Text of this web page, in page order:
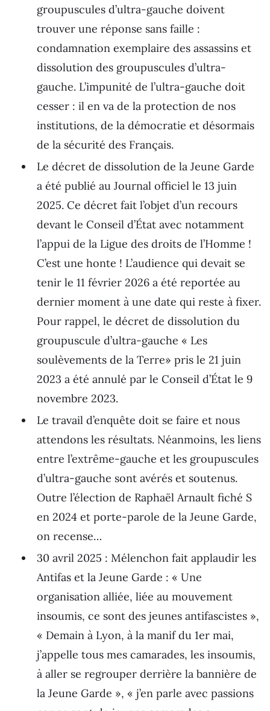
groupuscules d’ultra-gauche doivent
trouver une réponse sans faille :
condamnation exemplaire des assassins et
dissolution des groupuscules d’ultra-
gauche. L’impunité de l’ultra-gauche doit
cesser : il en va de la protection de nos
institutions, de la démocratie et désormais
de la sécurité des Français.
Le décret de dissolution de la Jeune Garde
a été publié au Journal officiel le 13 juin
2025. Ce décret fait l’objet d’un recours
devant le Conseil d’État avec notamment
l’appui de la Ligue des droits de l’Homme !
C’est une honte ! L’audience qui devait se
tenir le 11 février 2026 a été reportée au
dernier moment à une date qui reste à fixer.
Pour rappel, le décret de dissolution du
groupuscule d’ultra-gauche « Les
soulèvements de la Terre» pris le 21 juin
2023 a été annulé par le Conseil d’État le 9
novembre 2023.
Le travail d’enquête doit se faire et nous
attendons les résultats. Néanmoins, les liens
entre l’extrême-gauche et les groupuscules
d’ultra-gauche sont avérés et soutenus.
Outre l’élection de Raphaël Arnault fiché S
en 2024 et porte-parole de la Jeune Garde,
on recense…
30 avril 2025 : Mélenchon fait applaudir les
Antifas et la Jeune Garde : « Une
organisation alliée, liée au mouvement
insoumis, ce sont des jeunes antifascistes »,
« Demain à Lyon, à la manif du 1er mai,
j’appelle tous mes camarades, les insoumis,
à aller se regrouper derrière la bannière de
la Jeune Garde », « j’en parle avec passions